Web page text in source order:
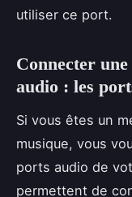
utiliser ce port.
Connecter
audio : les
Si vous êtes un
musique, vous
ports audio de
permettent de